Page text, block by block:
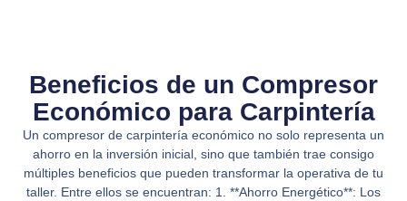
Beneficios de un Compresor
Económico para Carpintería
Un compresor de carpintería económico no solo representa un
ahorro en la inversión inicial, sino que también trae consigo
múltiples beneficios que pueden transformar la operativa de tu
taller. Entre ellos se encuentran: 1. **Ahorro Energético**: Los